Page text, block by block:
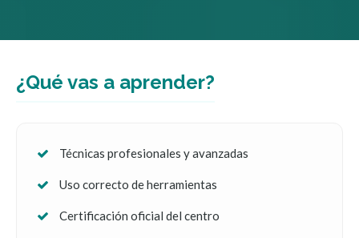
¿Qué vas a aprender?
Técnicas profesionales y avanzadas
Uso correcto de herramientas
Certificación oficial del centro